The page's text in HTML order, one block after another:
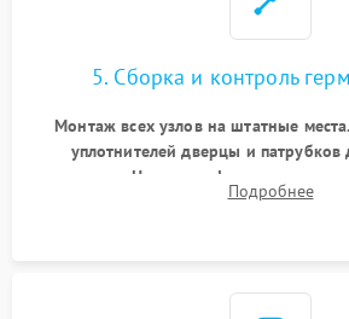
5. Сборка и контроль
Монтаж всех узлов на штатные
уплотнителей дверцы и патрубков
протечек. Надежная фиксация
системы, сборка корпуса и установка
Подробнее